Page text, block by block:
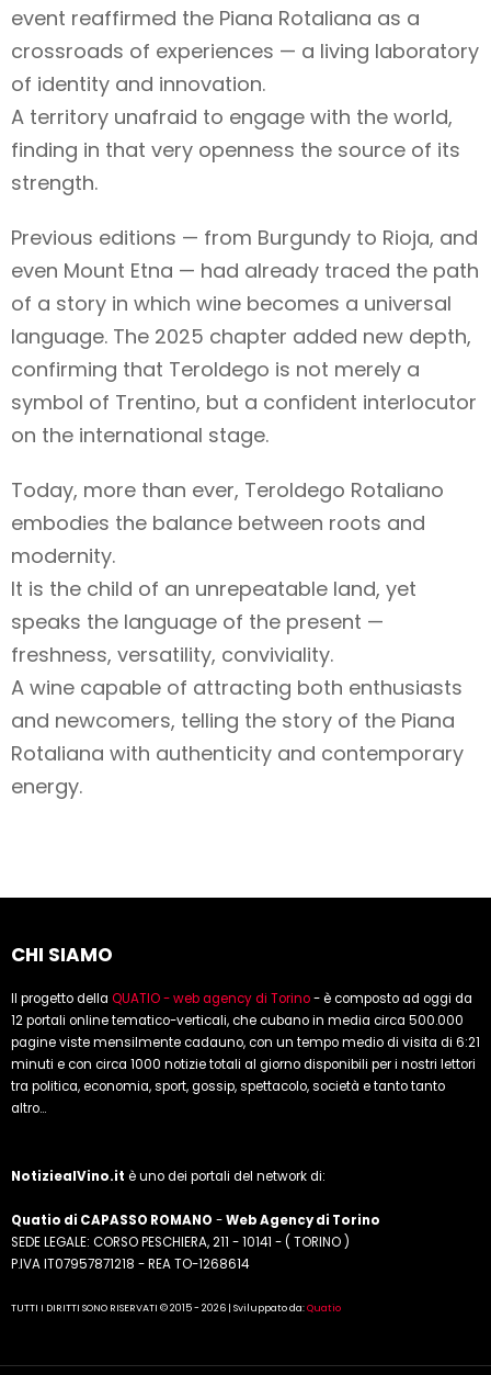
event reaffirmed the Piana Rotaliana as a
crossroads of experiences — a living laboratory
of identity and innovation.
A territory unafraid to engage with the world,
finding in that very openness the source of its
strength.
Previous editions — from Burgundy to Rioja, and
even Mount Etna — had already traced the path
of a story in which wine becomes a universal
language. The 2025 chapter added new depth,
confirming that Teroldego is not merely a
symbol of Trentino, but a confident interlocutor
on the international stage.
Today, more than ever, Teroldego Rotaliano
embodies the balance between roots and
modernity.
It is the child of an unrepeatable land, yet
speaks the language of the present —
freshness, versatility, conviviality.
A wine capable of attracting both enthusiasts
and newcomers, telling the story of the Piana
Rotaliana with authenticity and contemporary
energy.
CHI SIAMO
Il progetto della QUATIO - web agency di Torino- è composto ad oggi da
12 portali online tematico-verticali, che cubano in media circa 500.000
pagine viste mensilmente cadauno, con un tempo medio di visita di 6:21
minuti e con circa 1000 notizie totali al giorno disponibili per i nostri lettori
tra politica, economia, sport, gossip, spettacolo, società e tanto tanto
altro...
NotiziealVino.it è uno dei portali del network di:
Quatio di CAPASSO ROMANO -Web Agency di Torino
SEDE LEGALE: CORSO PESCHIERA, 211 - 10141 - ( TORINO )
P.IVA IT07957871218 - REA TO-1268614
TUTTI I DIRITTI SONO RISERVATI © 2015 - 2026 | Sviluppato da:Quatio